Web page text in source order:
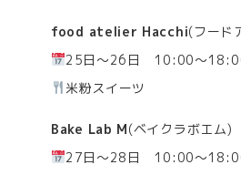
food atelier Hacchi(フード
25日～26日 10:00～
米粉スイーツ
Bake Lab M(ベイクラボエム)
27日～28日 10:00～